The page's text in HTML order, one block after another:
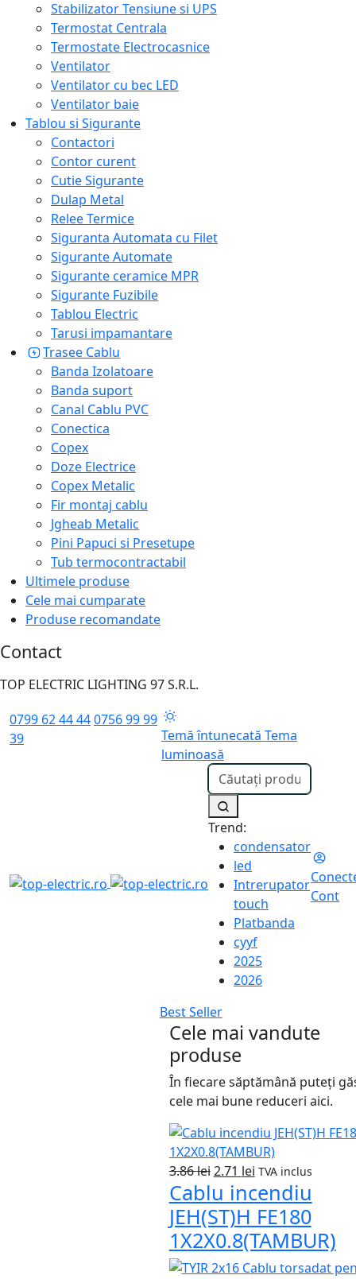
Stabilizator Tensiune si UPS
Termostat Centrala
Termostate Electrocasnice
Ventilator
Ventilator cu bec LED
Ventilator baie
Tablou si Sigurante
Contactori
Contor curent
Cutie Sigurante
Dulap Metal
Relee Termice
Siguranta Automata cu Filet
Sigurante Automate
Sigurante ceramice MPR
Sigurante Fuzibile
Tablou Electric
Tarusi impamantare
Trasee Cablu
Banda Izolatoare
Banda suport
Canal Cablu PVC
Conectica
Copex
Doze Electrice
Copex Metalic
Fir montaj cablu
Jgheab Metalic
Pini Papuci si Presetupe
Tub termocontractabil
Ultimele produse
Cele mai cumparate
Produse recomandate
Contact
TOP ELECTRIC LIGHTING 97 S.R.L.
0799 62 44 440756 99 99
39
Temă întunecată Tema
luminoasă
Trend:
condensator
led
Intrerupator
touch
Platbanda
cyyf
2025
2026
Cont
Best Seller
Cele mai vandute
produse
În fiecare săptămână puteți
cele mai bune reduceri aici.
3.86lei Prețul
inițial
a
fost:
3.86 lei.
2.71 leiPrețul
curent
este:
2.71 lei.
TVA inclus
Cablu incendiu
JEH(ST)H FE180
1X2X0.8(TAMBUR)